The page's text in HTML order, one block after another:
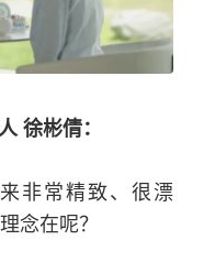
徐彬倩：
非常精致、很漂
念在呢？